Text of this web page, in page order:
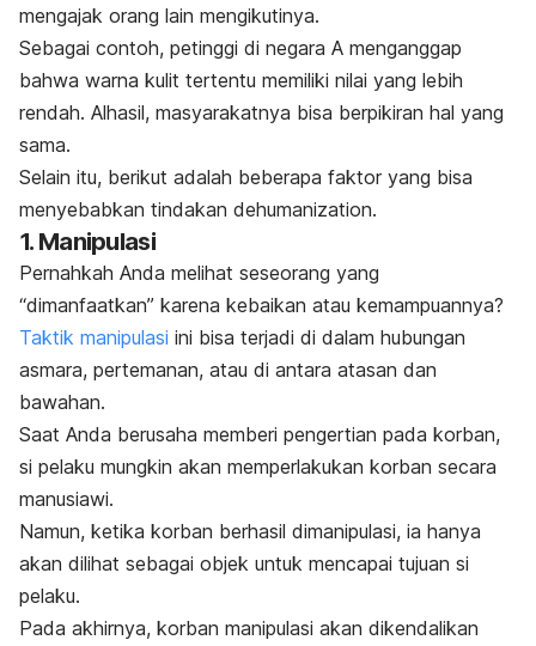
mengajak orang lain mengikutinya.
Sebagai contoh, petinggi di negara A menganggap
bahwa warna kulit tertentu memiliki nilai yang lebih
rendah. Alhasil, masyarakatnya bisa berpikiran hal yang
sama.
Selain itu, berikut adalah beberapa faktor yang bisa
menyebabkan tindakan dehumanization.
1. Manipulasi
Pernahkah Anda melihat seseorang yang
“dimanfaatkan” karena kebaikan atau kemampuannya?
Taktik manipulasi ini bisa terjadi di dalam hubungan
asmara, pertemanan, atau di antara atasan dan
bawahan.
Saat Anda berusaha memberi pengertian pada korban,
si pelaku mungkin akan memperlakukan korban secara
manusiawi.
Namun, ketika korban berhasil dimanipulasi, ia hanya
akan dilihat sebagai objek untuk mencapai tujuan si
pelaku.
Pada akhirnya, korban manipulasi akan dikendalikan